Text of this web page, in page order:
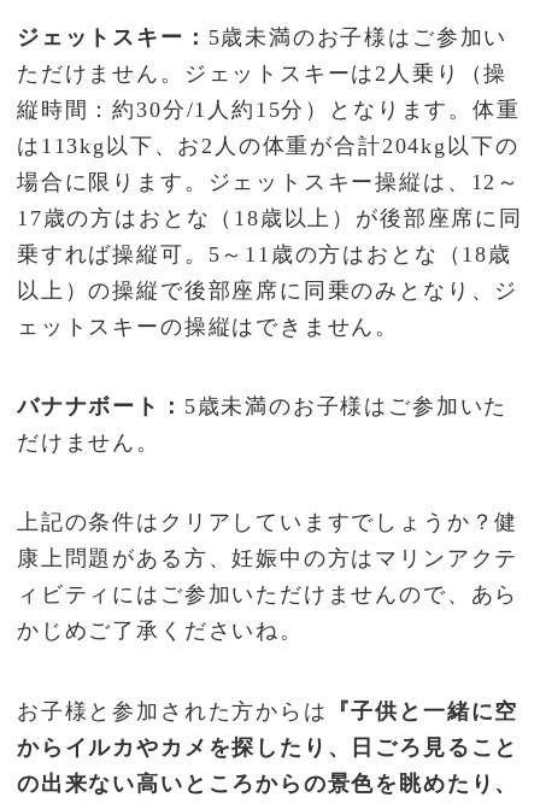
ジェットスキー： 5歳未満のお子様はご参加い
ただけません。ジェットスキーは2人乗り（操
縦時間：約30分/1人約15分）となります。体重
は113kg以下、お2人の体重が合計204kg以下の
場合に限ります。ジェットスキー操縦は、12～
17歳の方はおとな（18歳以上）が後部座席に同
乗すれば操縦可。5～11歳の方はおとな（18歳
以上）の操縦で後部座席に同乗のみとなり、ジ
ェットスキーの操縦はできません。
バナナボート： 5歳未満のお子様はご参加いた
だけません。
上記の条件はクリアしていますでしょうか？健
康上問題がある方、妊娠中の方はマリンアクテ
ィビティにはご参加いただけませんので、あら
かじめご了承くださいね。
お子様と参加された方からは
『子供と一緒に空
からイルカやカメを探したり、日ごろ見ること
の出来ない高いところからの景色を眺めたり、